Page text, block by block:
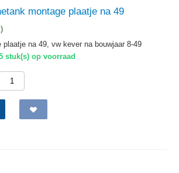
montage plaatje na 49
plaatje na 49, vw kever na bouwjaar 8-49
stuk(s) op voorraad